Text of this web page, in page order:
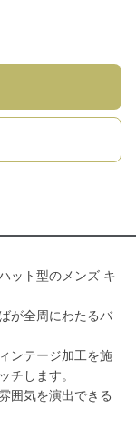
ット型のメンズ キ
が全周にわたるバ
ンテージ加工を施
チします。
囲気を演出できる